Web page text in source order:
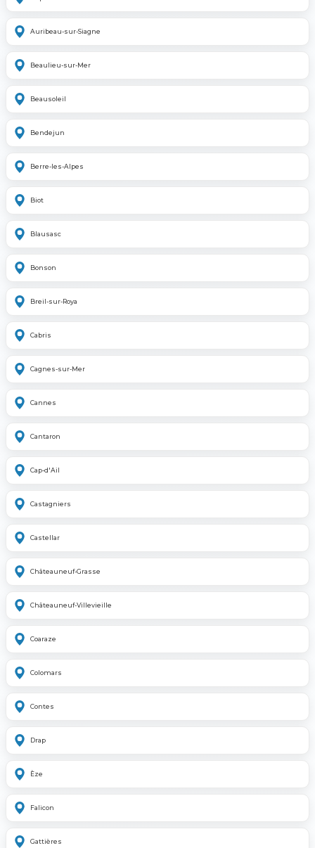
Auribeau-sur-Siagne
Beaulieu-sur-Mer
Beausoleil
Bendejun
Berre-les-Alpes
Biot
Blausasc
Bonson
Breil-sur-Roya
Cabris
Cagnes-sur-Mer
Cannes
Cantaron
Cap-d'Ail
Castagniers
Castellar
Châteauneuf-Grasse
Châteauneuf-Villevieille
Coaraze
Colomars
Contes
Drap
Èze
Falicon
Gattières